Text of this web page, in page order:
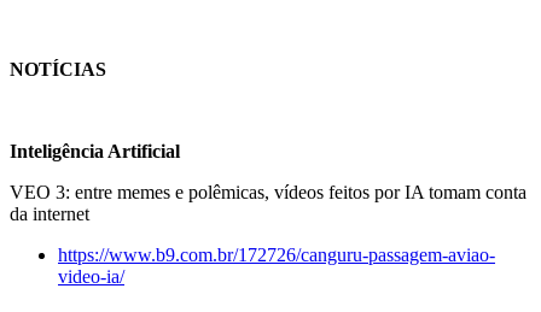
NOTÍCIAS
Inteligência Artificial
VEO 3: entre memes e polêmicas, vídeos feitos por IA tomam conta
da internet
https://www.b9.com.br/172726/canguru-passagem-aviao-
video-ia/